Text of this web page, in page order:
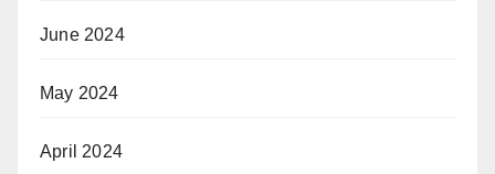
June 2024
May 2024
April 2024